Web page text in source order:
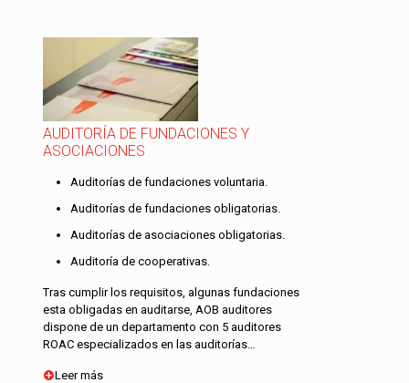
AUDITORÍA DE FUNDACIONES Y
ASOCIACIONES
Auditorías de fundaciones voluntaria.
Auditorías de fundaciones obligatorias.
Auditorías de asociaciones obligatorias.
Auditoría de cooperativas.
Tras cumplir los requisitos, algunas fundaciones
esta obligadas en auditarse, AOB auditores
dispone de un departamento con 5 auditores
ROAC especializados en las auditorías…
Leer más